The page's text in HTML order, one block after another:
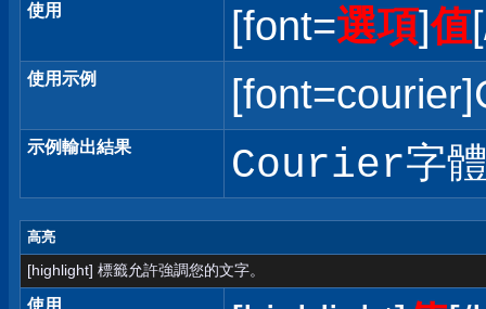
使用 [font=選項]值
使用示例
示例輸出結果 Courier字
高亮
[highlight] 標籤允許強調您的文字。
使用